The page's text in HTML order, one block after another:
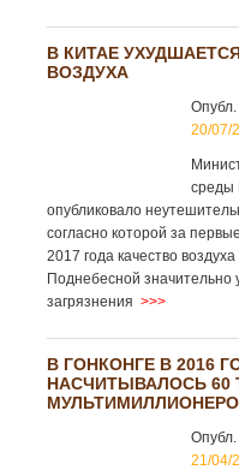
В КИТАЕ
ВОЗДУХА
Опубл.
20/07/
среды
опубликовало
согласно которой за
2017 года качество воздуха
Поднебесной значительно
загрязнения >>>
В ГОНКОНГЕ В 2016
НАСЧИТЫВАЛОСЬ 60
Опубл.
21/04/